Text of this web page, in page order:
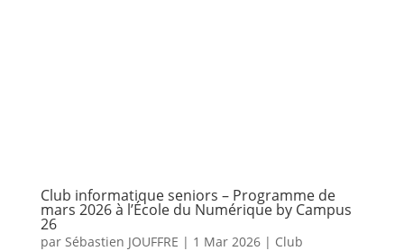
Club informatique seniors – Programme de
mars 2026 à l’École du Numérique by Campus
26​​
par Sébastien JOUFFRE | 1 Mar 2026| Club